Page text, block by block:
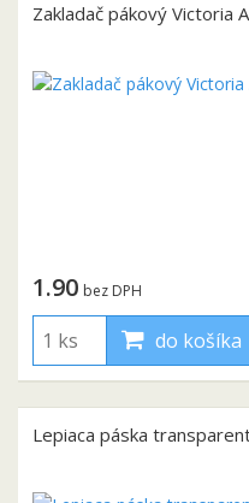
Zakladač pákový Victoria
1.90 bez DPH
do košíka
Lepiaca páska